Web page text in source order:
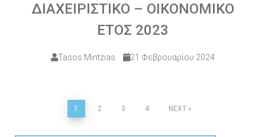
ΔΙΑΧΕΙΡΙΣΤΙΚΟ – ΟΙΚΟΝΟΜΙΚΟ
ΕΤΟΣ 2023
Tasos Mintzias 21 Φεβρουαρίου 2024
1 2 3 4 NEXT